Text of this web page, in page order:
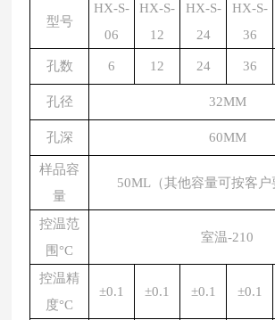
型号
HX-S-
06
HX-S-
12
HX-S-
24
HX-S-
36
孔数 6 12 24 36
孔径 32MM
孔深 60MM
样品容
量
50ML（其他容量可按客户
控温范
围 °C
室温-210
控温精
度°C
±0.1 ±0.1 ±0.1 ±0.1